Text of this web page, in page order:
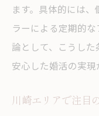
地域に根
地元で選
地域密着
結婚相談所の
信用度の
ます。具体的には
ラーによる定期的
論として、こうした
安心した婚活の実現
川崎エリアで注目